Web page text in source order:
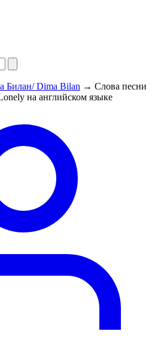
Билан/ Dima Bilan → Слова песни
на английском языке